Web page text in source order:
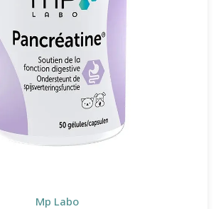
Mp Labo